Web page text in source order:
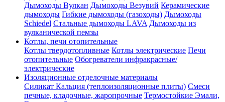
Дымоходы Вулкан Дымоходы Везувий Керамические
дымоходы Гибкие дымоходы (газоходы) Дымоходы
Schiedel Стальные дымоходы LAVA Дымоходы из
вулканической пемзы
Котлы, печи отопительные
Котлы твердотопливные Котлы электрические Печи
отопительные Обогреватели инфракрасные/
электрические
Изоляционные отделочные материалы
Силикат Кальция (теплоизоляционные плиты) Смеси
печные, кладочные, жаропрочные Термостойкие Эмали,